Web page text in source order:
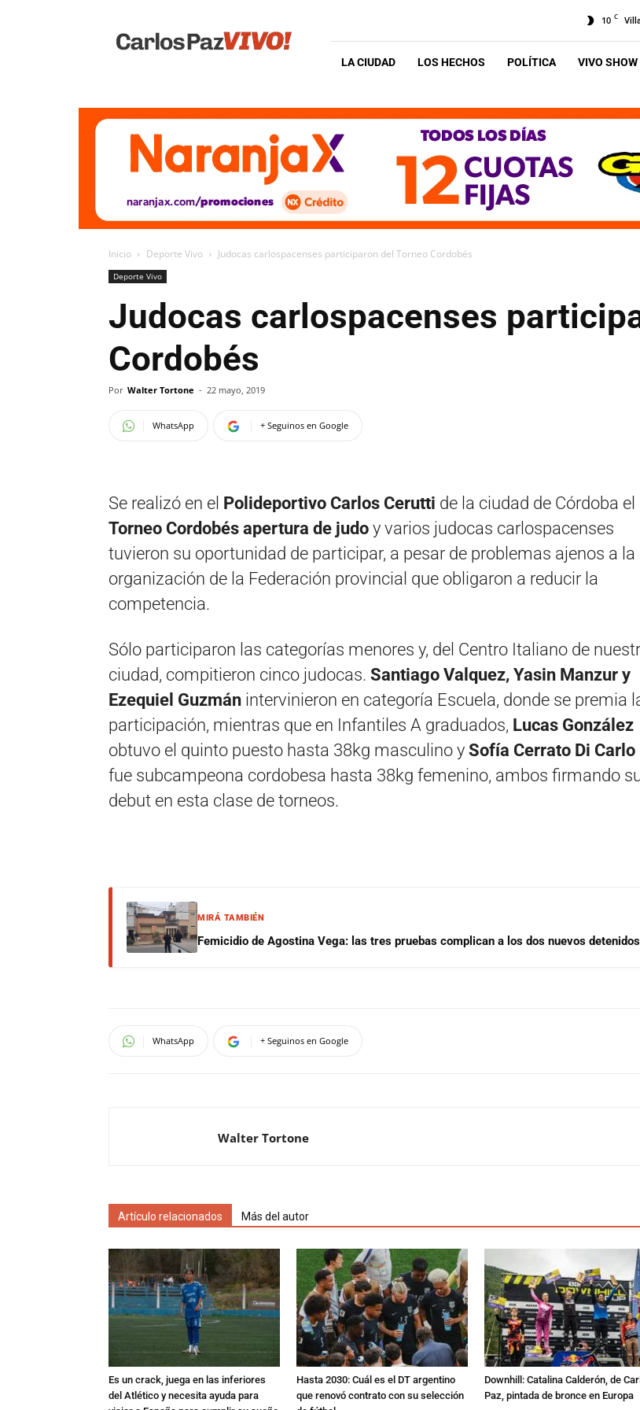
Vivo
10 C
LA CIUDAD LOS HECHOS POLÍTICA VIVO SHOW
Inicio Deporte Vivo Judocas carlospacenses participaron del Torneo Cordobés
Deporte Vivo
Judocas carlospacenses
Cordobés
Por Walter Tortone - 22 mayo, 2019
WhatsApp + Seguinos en Google
Se realizó en el Polideportivo Carlos Cerutti de la ciudad de Córdoba el
Torneo Cordobés apertura de judo y varios judocas carlospacenses
tuvieron su oportunidad de participar, a pesar de problemas ajenos a la
organización de la Federación provincial que obligaron a reducir la
competencia.
Sólo participaron las categorías menores y, del Centro Italiano de
ciudad, compitieron cinco judocas. Santiago Valquez, Yasin Manzur y
Ezequiel Guzmán intervinieron en categoría Escuela, donde se premia
participación, mientras que en Infantiles A graduados, Lucas González
obtuvo el quinto puesto hasta 38kg masculino y Sofía Cerrato Di Carlo
fue subcampeona cordobesa hasta 38kg femenino, ambos firmando
debut en esta clase de torneos.
MIRÁ TAMBIÉN
Femicidio de Agostina Vega: las tres pruebas complican a los dos nuevos detenidos
WhatsApp + Seguinos en Google
Walter Tortone
Artículo relacionados Más del autor
Es un crack, juega en las inferiores
del Atlético y necesita ayuda para
Hasta 2030: Cuál es el DT argentino
que renovó contrato con su selección
Downhill: Catalina Calderón, de
Paz, pintada de bronce en Europa